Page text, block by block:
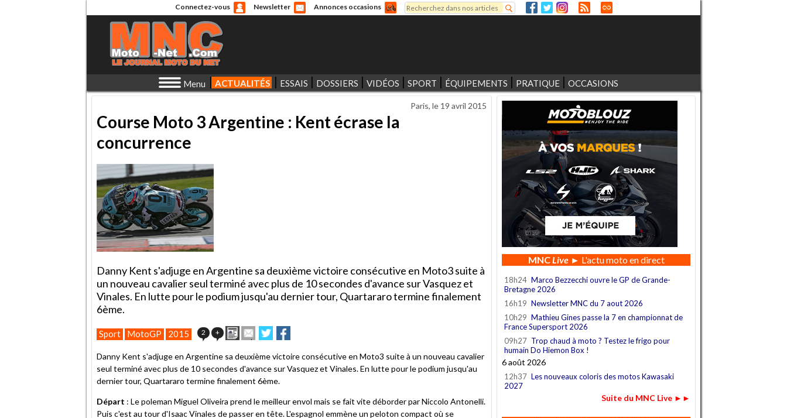
Connectez-vous Newsletter Annonces occasions
Formulaire de recherche
Rechercher
Menu ACTUALITÉS ESSAIS DOSSIERS VIDÉOS SPORT ÉQUIPEMENTS PRATIQUE OCCASIONS
Paris, le 19 avril 2015
Course Moto 3 Argentine : Kent écrase la
concurrence
Danny Kent s'adjuge en Argentine sa deuxième victoire consécutive en Moto3 suite à
un nouveau cavalier seul terminé avec plus de 10 secondes d'avance sur Vasquez et
Vinales. En lutte pour le podium jusqu'au dernier tour, Quartararo termine finalement
6ème.
Sport MotoGP 2015 2 + ImprimerEnvoyer
cet
à
un
ami
Partager
sur
sur
Danny Kent s'adjuge en Argentine sa deuxième victoire consécutive en Moto3 suite à un nouveau cavalier
seul terminé avec plus de 10 secondes d'avance sur Vasquez et Vinales. En lutte pour le podium jusqu'au
dernier tour, Quartararo termine finalement 6ème.
Départ : Le poleman Miguel Oliveira prend le meilleur envol mais se fait vite déborder par Niccolo Antonelli.
Puis c'est au tour d'Isaac Vinales de passer en tête. L'espagnol emmène un peloton compact où se
MNCLive► L'actu moto en direct
18h24 Marco Bezzecchi ouvre le GP de Grande-
Bretagne 2026
16h19 Newsletter MNC du 7 aout 2026
10h29 Mathieu Gines passe la 7 en championnat de
France Supersport 2026
09h27 Trop chaud à moto ? Testez le frigo pour
humain Do Hiemon Box !
6 août 2026
12h37 Les nouveaux coloris des motos Kawasaki
2027
Suite du MNC Live ►►